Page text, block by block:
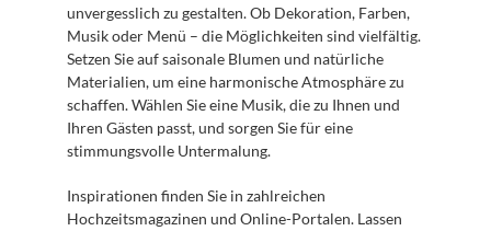
unvergesslich zu gestalten. Ob Dekoration, Farben,
Musik oder Menü – die Möglichkeiten sind vielfältig.
Setzen Sie auf saisonale Blumen und natürliche
Materialien, um eine harmonische Atmosphäre zu
schaffen. Wählen Sie eine Musik, die zu Ihnen und
Ihren Gästen passt, und sorgen Sie für eine
stimmungsvolle Untermalung.
Inspirationen finden Sie in zahlreichen
Hochzeitsmagazinen und Online-Portalen. Lassen